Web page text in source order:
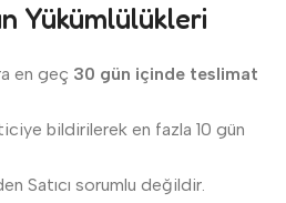
Yükümlülükleri
en geç 30 gün içinde teslimat
bildirilerek en fazla 10 gün
Satıcı sorumlu değildir.